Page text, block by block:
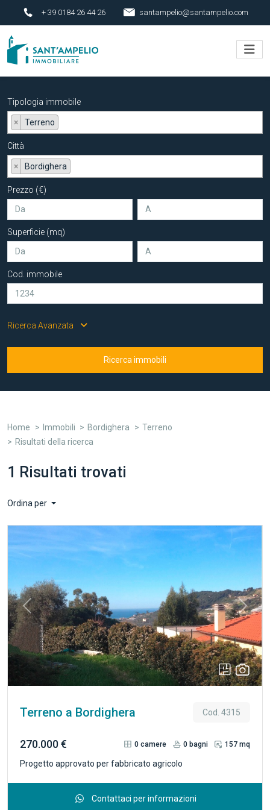
+ 39 0184 26 44 26 santampelio@santampelio.com
Tipologia immobile
× Terreno
Città
× Bordighera
Prezzo (€)
Superficie (mq)
Cod. immobile
Ricerca Avanzata
Ricerca immobili
Home Immobili Bordighera
Terreno
Risultati della ricerca
1 Risultati trovati
Ordina per
Previous Next
Terreno a Bordighera Cod. 4315
270.000 € 0camere 0 bagni 157 mq
Progetto approvato per fabbricato agricolo
Contattaci per informazioni